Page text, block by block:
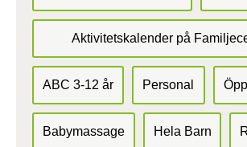
Aktivitetskalender på
ABC 3-12 år Personal
Babymassage Hela Barn